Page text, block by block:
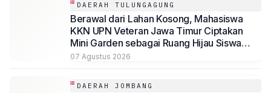
DAERAH TULUNGAGUNG
Berawal dari Lahan Kosong, Mahasiswa
KKN UPN Veteran Jawa Timur Ciptakan
Mini Garden sebagai Ruang Hijau Siswa
SMP Al-Azhaar Tulungagung
07 Agustus 2026
DAERAH JOMBANG